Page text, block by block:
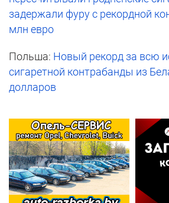
задержали фуру с рекордной
млн евро
Польша: Новый рекорд за всю
сигаретной контрабанды из
долларов